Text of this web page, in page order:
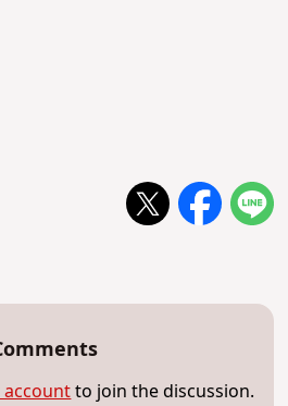
to join the discussion.